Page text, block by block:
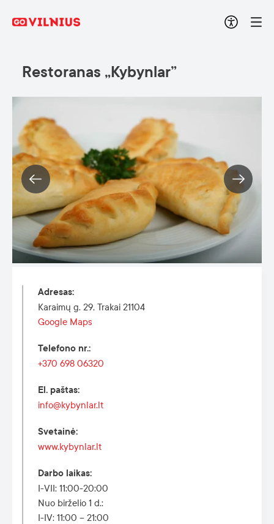
Restoranas „Kybynlar”
Adresas:
Karaimų g. 29, Trakai 21104
Google Maps
Telefono nr.:
+370 698 06320
El. paštas:
info@kybynlar.lt
Svetainė:
www.kybynlar.lt
Darbo laikas:
I-VII: 11:00-20:00
Nuo birželio 1 d.:
I-IV: 11:00 – 21:00